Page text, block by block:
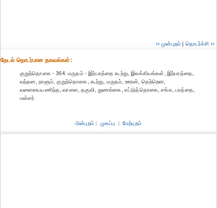
‹‹ முன்புறம் | தொடர்ச்சி ››
தேட‌ல் தொட‌ர்பான தகவ‌ல்க‌ள்:
குறுந்தொகை - 364. மருதம் - இற்பரத்தை கூற்று, இலக்கியங்கள், இற்பரத்தை,
வந்தன, நாளும், குறுந்தொகை, கூற்று, மருதம், ஊரன், தெற்றென,
வளையையணிந்த, வாளை, தகுவி, துணங்கை, எட்டுத்தொகை, சங்க, பரத்தை,
மள்ளர்
பின்புறம் | முகப்பு | மேற்புறம்